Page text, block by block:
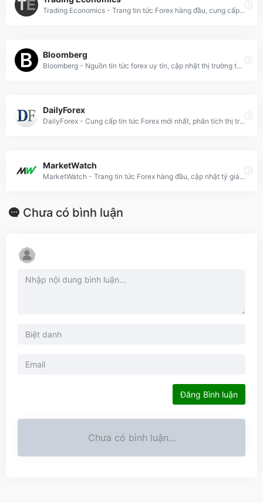
Trading Economics - Trang tin tức Forex hàng đầu, cung cấp phân tích kinh tế, dữ liệu tài chính và tỷ giá tiền tệ toàn cầu mới nhất.
Bloomberg
Bloomberg - Nguồn tin tức forex uy tín, cập nhật thị trường tài chính toàn cầu, phân tích kỹ thuật và dữ liệu kinh tế mới nhất 24/7.
DailyForex
DailyForex - Cung cấp tin tức Forex mới nhất, phân tích thị trường, dự đoán tỷ giá và đánh giá sàn giao dịch hàng đầu, hỗ trợ nhà đầu tư đưa ra quyết định chính xác.
MarketWatch
MarketWatch - Trang tin tức Forex hàng đầu, cập nhật tỷ giá, phân tích thị trường và chiến lược giao dịch ngoại hối chuyên sâu dành cho nhà đầu tư.
Chưa có bình luận
Đăng Bình luận
Chưa có bình luận...